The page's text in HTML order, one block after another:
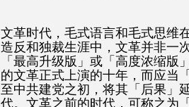
文革时代，毛式语言和毛式思维
造反和独裁生涯中，文革并非一
「最高升级版」或「高度浓缩
的文革正式上演的十年，而应当
至中共建党之初，将其「后果」
代。文革之前的时代，可称之为